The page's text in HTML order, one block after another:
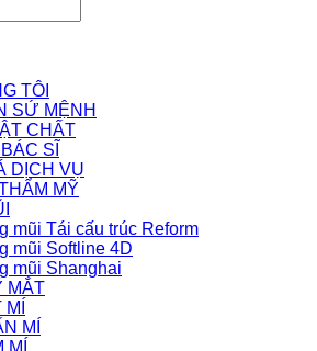
TÔI
SỨ MỆNH
CHẤT
SĨ
DỊCH VỤ
MỸ
mũi Tái cấu trúc Reform
mũi Softline 4D
mũi Shanghai
MẮT
MÍ